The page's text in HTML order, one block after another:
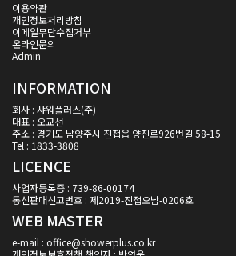
이용약관
개인정보처리방침
이메일무단수집거부
온라인문의
Admin
INFORMATION
회사 : 샤워플러스(주)
대표 : 오교선
주소 : 경기도 남양주시 진접읍 양진로926번길 58-15
Tel : 1833-3808
LICENCE
사업자등록증 : 739-86-00174
통신판매신고번호 : 제2019-진접오남-0206호
WEB MASTER
e-mail : office@showerplus.co.kr